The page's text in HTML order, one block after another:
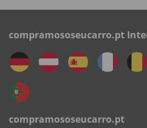
compramososeucarro.pt
compramososeucarro.pt